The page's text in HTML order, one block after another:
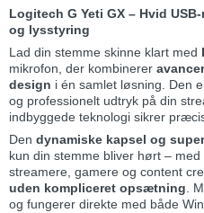
Logitech G Yeti GX – Hvid
og lysstyring
Lad din stemme skinne klart med
mikrofon, der kombinerer
design i én samlet løsning. Den
og professionelt udtryk på din
indbyggede teknologi sikrer
Den dynamiske kapsel og
kun din stemme bliver hørt –
streamere, gamere og content
uden kompliceret opsætning.
og fungerer direkte med både